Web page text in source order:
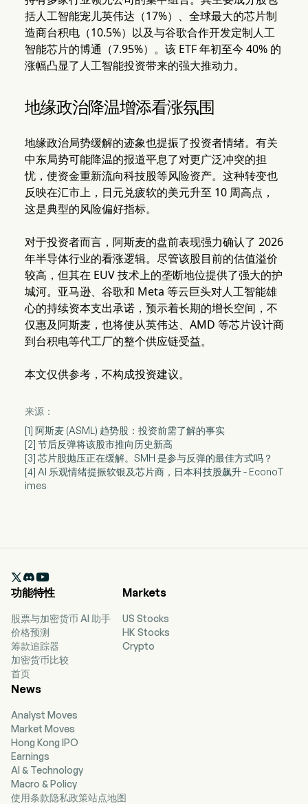
括人工智能宠儿英伟达（17%）、全球最大的芯片制
造商台积电（10.5%）以及与谷歌合作开发定制人工
智能芯片的博通（7.95%）。该 ETF 年初至今 40% 的
涨幅凸显了人工智能投资带来的强大推动力。
地缘政治降温增添看涨氛围
地缘政治局势缓解的迹象也提振了投资者情绪。有关
中东局势可能降温的报道平息了对更广泛冲突的担
忧，使资金重新流向科技股等风险资产。这种转变也
反映在汇市上，日元兑疲软的美元升至 10 周高点，
这是典型的风险偏好指标。
对于投资者而言，阿斯麦的盘前表现强力确认了 2026
年半导体行业的看涨逻辑。尽管该股目前的估值溢价
较高，但其在 EUV 技术上的垄断地位提供了强大的护
城河。亚马逊、谷歌和 Meta 等云巨头对人工智能雄
心的持续资本支出承诺，预示着长期的增长空间，不
仅惠及阿斯麦，也将使从英伟达、AMD 等芯片设计商
到台积电等代工厂的整个供应链受益。
本文仅供参考，不构成投资建议。
来源：
[1] 阿斯麦 (ASML) 趋势股：投资前需了解的事实
[2] 节后反弹将该股市推向历史新高
[3] 芯片股抛压正在缓解。SMH 是参与反弹的最佳方式吗？
[4] AI 乐观情绪提振软银及芯片商，日本科技股飙升 - EconoT
imes

功能特性
股票与加密货币 AI 助手
价格预测
筹款追踪器
加密货币比较
首页
Markets
US Stocks
HK Stocks
Crypto
News
Analyst Moves
Market Moves
Hong Kong IPO
Earnings
AI & Technology
Macro & Policy
使用条款隐私政策站点地图